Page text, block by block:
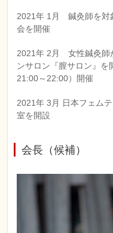
2021年 1月 鍼灸師を対
会を開催
2021年 2月 女性鍼灸師
ンサロン『膣サロン』を
21:00～22:00）開催
2021年 3月 日本フェム
室を開設
会長（候補）